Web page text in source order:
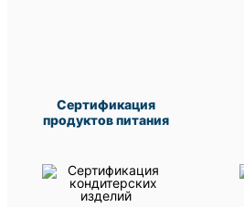
Сертификация
продуктов питания